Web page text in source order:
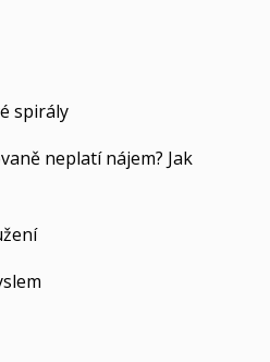
spirály
neplatí nájem? Jak